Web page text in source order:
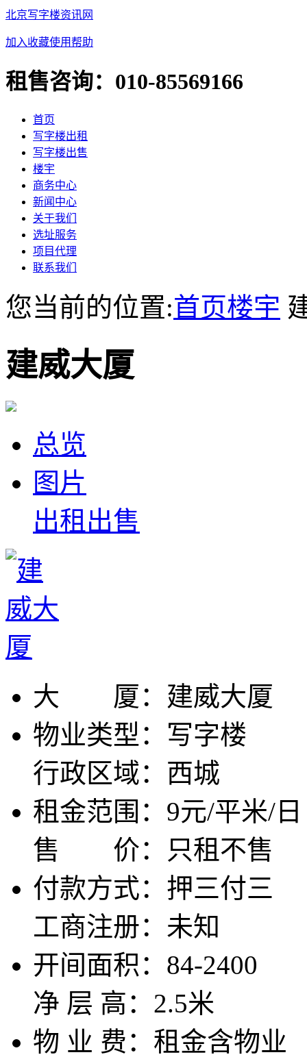
北京写字楼资讯网
加入收藏使用帮助
租售咨询： 010-85569166
首页
写字楼出租
写字楼出售
楼宇
商务中心
新闻中心
关于我们
选址服务
项目代理
联系我们
您当前的位置:首页楼宇
建威大厦
总览
图片
出租 出售
大 厦： 建威大厦
物业类型： 写字楼
行政区域： 西城
租金范围： 9元/平米/日
售 价：
只租不售
付款方式： 押三付三
工商注册： 未知
开间面积： 84-2400
净 层 高： 2.5米
物 业 费： 租金含物业